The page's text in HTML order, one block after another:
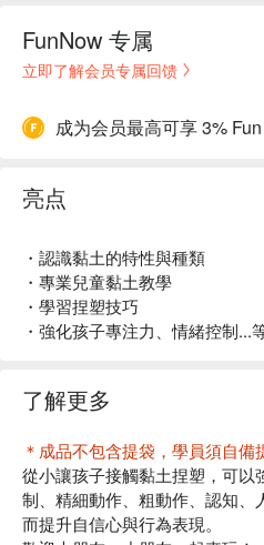
FunNow 专属
立即了解会员专属回馈
成为会员最高可享 3%
亮点
・認識黏土的特性與種類
・專業兒童黏土教學
・學習捏塑技巧
・強化孩子專注力、情緒控制...
了解更多
＊成品不包含提袋，學員須自
從小讓孩子接觸黏土捏塑，可以
制、精細動作、粗動作、認知
而提升自信心與行為表現。